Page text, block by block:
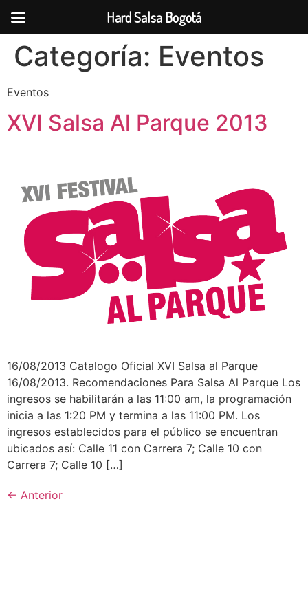
Categoría: Eventos
Eventos
XVI Salsa Al Parque 2013
16/08/2013 Catalogo Oficial XVI Salsa al Parque
16/08/2013. Recomendaciones Para Salsa Al Parque Los
ingresos se habilitarán a las 11:00 am, la programación
inicia a las 1:20 PM y termina a las 11:00 PM. Los
ingresos establecidos para el público se encuentran
ubicados así: Calle 11 con Carrera 7; Calle 10 con
Carrera 7; Calle 10 […]
← Anterior
Hard Salsa Bogotá